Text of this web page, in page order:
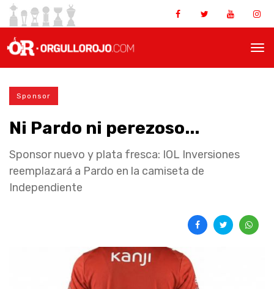
Sponsor
Ni Pardo ni perezoso...
Sponsor nuevo y plata fresca: IOL Inversiones
reemplazará a Pardo en la camiseta de
Independiente